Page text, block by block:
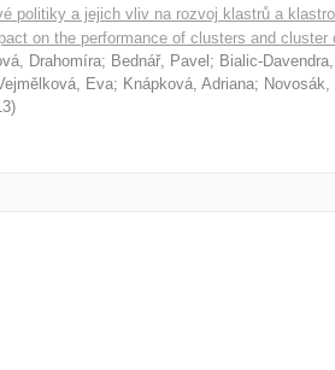
politiky a jejich vliv na rozvoj klastrů a
on the performance of clusters and cluster
Drahomíra; Bednář, Pavel ; Bialic-
Eva; Knápková, Adriana;
)